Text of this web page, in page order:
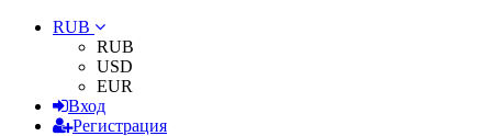
RUB
RUB
USD
EUR
Вход
Регистрация